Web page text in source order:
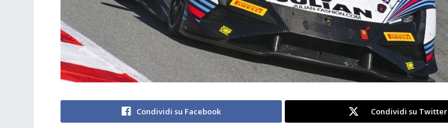
Condividi su Facebook Condividi su Twitter